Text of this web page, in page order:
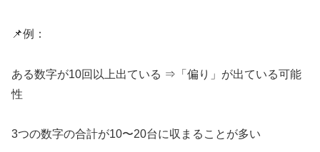
📌例：
ある数字が10回以上出ている ⇒「偏り」が出ている可能
性
3つの数字の合計が10〜20台に収まることが多い